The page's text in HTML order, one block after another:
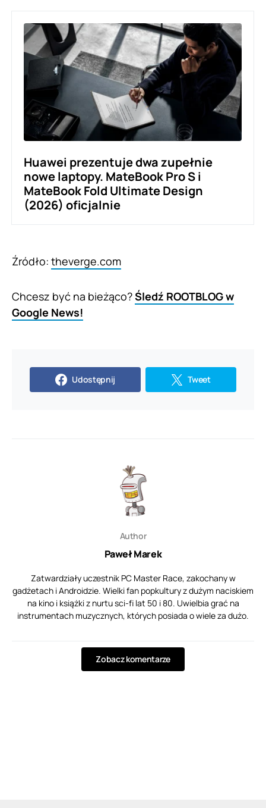
Huawei prezentuje dwa zupełnie
nowe laptopy. MateBook Pro S i
MateBook Fold Ultimate Design
(2026) oficjalnie
Źródło: theverge.com
Chcesz być na bieżąco?Śledź ROOTBLOG w
Google News!
Udostępnij Tweet
Author
Paweł Marek
Zatwardziały uczestnik PC Master Race, zakochany w
gadżetach i Androidzie. Wielki fan popkultury z dużym naciskiem
na kino i książki z nurtu sci-fi lat 50 i 80. Uwielbia grać na
instrumentach muzycznych, których posiada o wiele za dużo.
Zobacz komentarze